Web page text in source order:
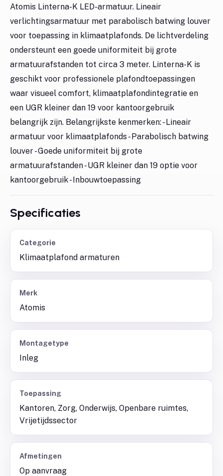
Atomis Linterna-K LED-armatuur. Lineair
verlichtingsarmatuur met parabolisch batwing louver
voor toepassing in klimaatplafonds. De lichtverdeling
ondersteunt een goede uniformiteit bij grote
armatuurafstanden tot circa 3 meter. Linterna-K is
geschikt voor professionele plafondtoepassingen
waar visueel comfort, klimaatplafondintegratie en
een UGR kleiner dan 19 voor kantoorgebruik
belangrijk zijn. Belangrijkste kenmerken: - Lineair
armatuur voor klimaatplafonds - Parabolisch batwing
louver - Goede uniformiteit bij grote
armatuurafstanden - UGR kleiner dan 19 optie voor
kantoorgebruik - Inbouwtoepassing
Specificaties
Categorie
Klimaatplafond armaturen
Merk
Atomis
Montagetype
Inleg
Toepassing
Kantoren, Zorg, Onderwijs, Openbare ruimtes,
Vrijetijdssector
Afmetingen
Op aanvraag